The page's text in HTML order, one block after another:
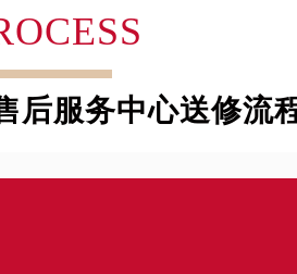
后服务中心送修流